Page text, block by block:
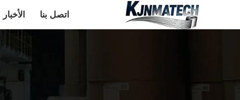
الأخبار اتصل بنا